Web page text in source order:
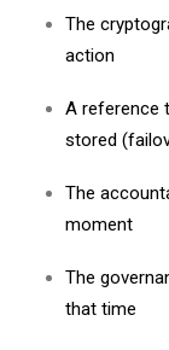
The
action
A reference
stored
The
moment
The
that time